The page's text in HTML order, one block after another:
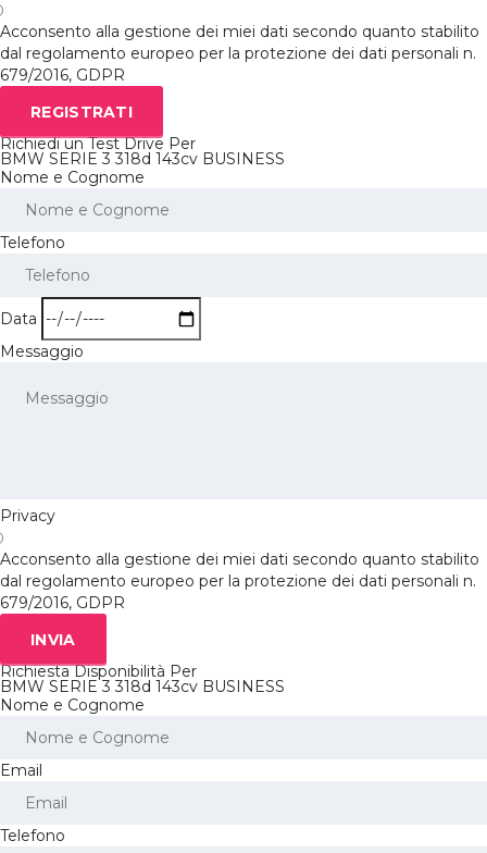
Acconsento alla gestione dei miei dati secondo quanto stabilito
dal regolamento europeo per la protezione dei dati personali n.
679/2016, GDPR
REGISTRATI
Richiedi un Test Drive Per
BMW SERIE 3 318d 143cv BUSINESS
Nome e Cognome
Telefono
Data
Messaggio
Privacy
Acconsento alla gestione dei miei dati secondo quanto stabilito
dal regolamento europeo per la protezione dei dati personali n.
679/2016, GDPR
INVIA
Richiesta Disponibilità Per
BMW SERIE 3 318d 143cv BUSINESS
Nome e Cognome
Email
Telefono